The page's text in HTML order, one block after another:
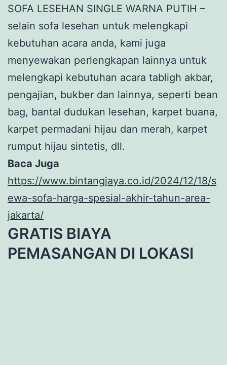
SOFA LESEHAN SINGLE WARNA PUTIH –
selain sofa lesehan untuk melengkapi
kebutuhan acara anda, kami juga
menyewakan perlengkapan lainnya untuk
melengkapi kebutuhan acara tabligh akbar,
pengajian, bukber dan lainnya, seperti bean
bag, bantal dudukan lesehan, karpet buana,
karpet permadani hijau dan merah, karpet
rumput hijau sintetis, dll.
Baca Juga
https://www.bintangjaya.co.id/2024/12/18/s
ewa-sofa-harga-spesial-akhir-tahun-area-
jakarta/
GRATIS BIAYA
PEMASANGAN DI LOKASI